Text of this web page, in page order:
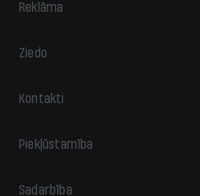
Reklāma
Ziedo
Kontakti
Piekļūstamība
Sadarbība